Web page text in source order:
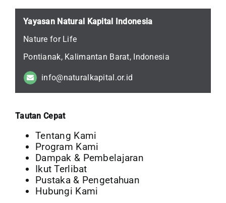
Yayasan Natural Kapital Indonesia
Nature for Life
Pontianak, Kalimantan Barat, Indonesia
info@naturalkapital.or.id
Tautan Cepat
Tentang Kami
Program Kami
Dampak & Pembelajaran
Ikut Terlibat
Pustaka & Pengetahuan
Hubungi Kami